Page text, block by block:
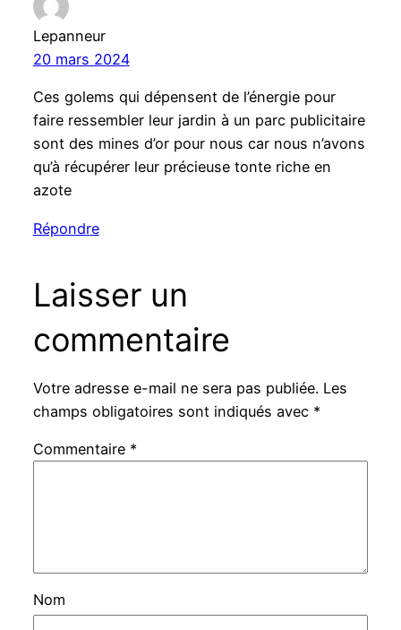
Lepanneur
20 mars 2024
Ces golems qui dépensent de l’énergie pour
faire ressembler leur jardin à un parc publicitaire
sont des mines d’or pour nous car nous n’avons
qu’à récupérer leur précieuse tonte riche en
azote
Répondre
Laisser un
commentaire
Votre adresse e-mail ne sera pas publiée. Les
champs obligatoires sont indiqués avec *
Commentaire *
Nom